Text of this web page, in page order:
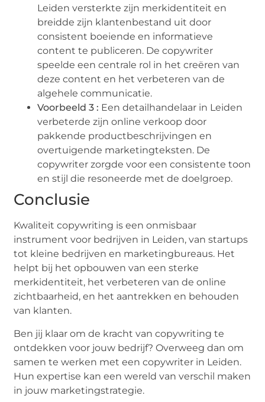
Leiden versterkte zijn merkidentiteit en
breidde zijn klantenbestand uit door
consistent boeiende en informatieve
content te publiceren. De copywriter
speelde een centrale rol in het creëren van
deze content en het verbeteren van de
algehele communicatie.
Voorbeeld 3 : Een detailhandelaar in Leiden
verbeterde zijn online verkoop door
pakkende productbeschrijvingen en
overtuigende marketingteksten. De
copywriter zorgde voor een consistente toon
en stijl die resoneerde met de doelgroep.
Conclusie
Kwaliteit copywriting is een onmisbaar
instrument voor bedrijven in Leiden, van startups
tot kleine bedrijven en marketingbureaus. Het
helpt bij het opbouwen van een sterke
merkidentiteit, het verbeteren van de online
zichtbaarheid, en het aantrekken en behouden
van klanten.
Ben jij klaar om de kracht van copywriting te
ontdekken voor jouw bedrijf? Overweeg dan om
samen te werken met een copywriter in Leiden.
Hun expertise kan een wereld van verschil maken
in jouw marketingstrategie.